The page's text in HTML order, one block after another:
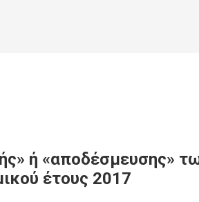
ή «αποδέσμευσης»
έτους 2017